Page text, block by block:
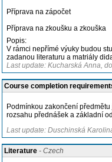
Příprava na zápočet
Příprava na zkoušku a zkouška
Popis:
V rámci nepřímé výuky budou
zadanou literaturu a matriály
Last update: Kucharská Anna,
Course completion
Podmínkou zakončení
rozsahu přednášek a základní
Last update: Duschinská
Literature - Czech